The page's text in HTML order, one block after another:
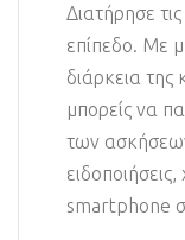
Διατήρησε
επίπεδο. Με
διάρκεια
μπορείς να
των
smartphone